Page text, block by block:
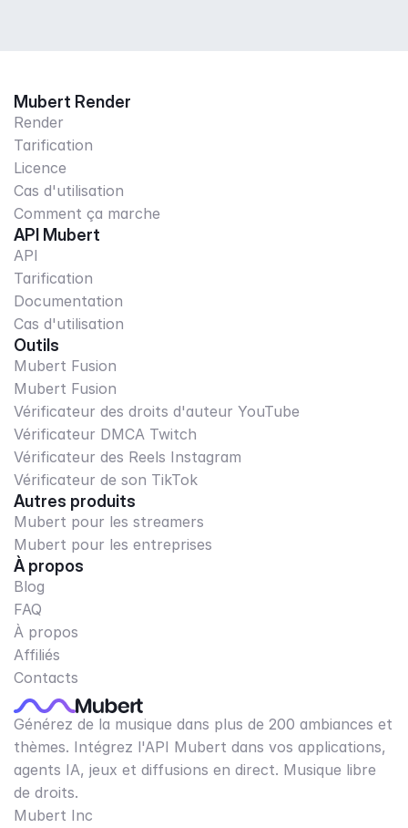
Mubert Render
Render
Tarification
Licence
Cas d'utilisation
Comment ça marche
API Mubert
API
Tarification
Documentation
Cas d'utilisation
Outils
Mubert Fusion
Mubert Fusion
Vérificateur des droits d'auteur YouTube
Vérificateur DMCA Twitch
Vérificateur des Reels Instagram
Vérificateur de son TikTok
Autres produits
Mubert pour les streamers
Mubert pour les entreprises
À propos
Blog
FAQ
À propos
Affiliés
Contacts
Générez de la musique dans plus de 200 ambiances et
thèmes. Intégrez l'API Mubert dans vos applications,
agents IA, jeux et diffusions en direct. Musique libre
de droits.
Mubert Inc